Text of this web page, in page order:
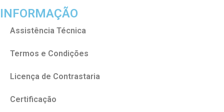
INFORMAÇÃO
Assistência Técnica
Termos e Condições
Licença de Contrastaria
Certificação